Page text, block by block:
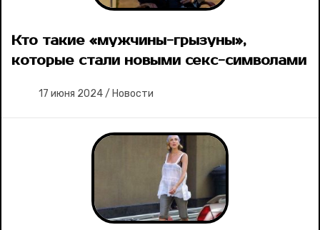
Кто такие «мужчины-грызуны»,
которые стали новыми секс-символами
17 июня 2024/ Новости